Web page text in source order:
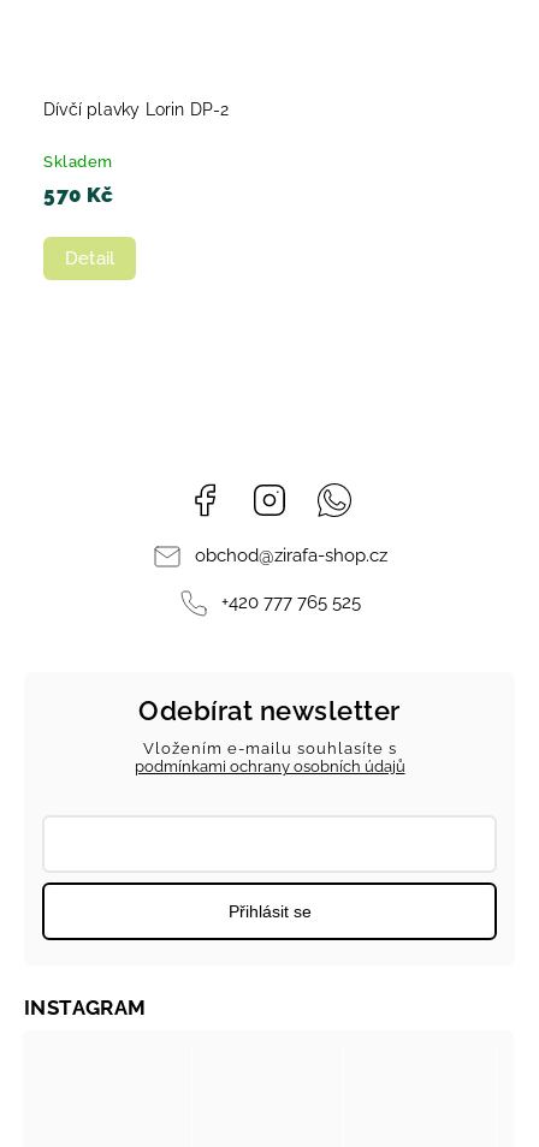
Dívčí plavky Lorin DP-2
Skladem
570 Kč
Detail
Facebook Instagram
obchod@zirafa-shop.cz
+420 777 765 525
Odebírat newsletter
Vložením e-mailu souhlasíte s
podmínkami ochrany osobních údajů
Přihlásit se
INSTAGRAM